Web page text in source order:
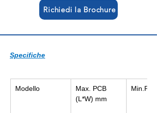
Richiedi la Brochure
Specifiche
Modello
Max. PCB
(L*W) mm